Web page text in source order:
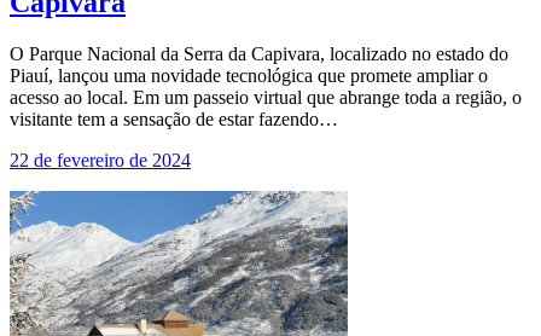
O Parque Nacional da Serra da Capivara, localizado no estado do
Piauí, lançou uma novidade tecnológica que promete ampliar o
acesso ao local. Em um passeio virtual que abrange toda a região, o
visitante tem a sensação de estar fazendo…
22 de fevereiro de 2024